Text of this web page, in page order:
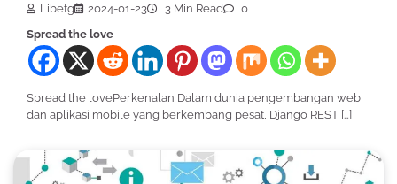
Libetg 2024-01-23 3 Min Read
0
Spread the love
Spread the lovePerkenalan Dalam dunia pengembangan web
dan aplikasi mobile yang berkembang pesat, Django REST […]